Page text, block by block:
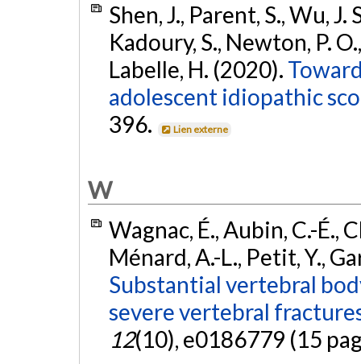
Shen, J., Parent, S., Wu,
Kadoury, S., Newton, P.
Labelle, H. (2020).
adolescent idiopathic
396.
Lien externe
W
Wagnac, É., Aubin, C.-É.,
Ménard, A.-L., Petit, Y.,
Substantial vertebral
severe vertebral
12(10), e0186779 (15